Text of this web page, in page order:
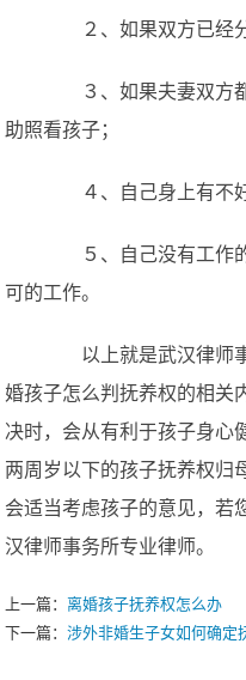
２、如果双方已经分
３、如果夫妻双方都
助照看孩子；
４、自己身上有不好
５、自己没有工作的
可的工作。
以上就是武汉律师事
婚孩子怎么判抚养权的相关
决时，会从有利于孩子身心
两周岁以下的孩子抚养权归
会适当考虑孩子的意见，若
汉律师事务所专业律师。
上一篇：离婚孩子抚养权怎么办
下一篇：涉外非婚生子女如何确定